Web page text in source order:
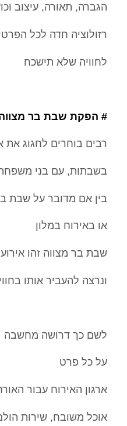
הגברה, תאורה, עיצוב וכו'
רזולוציה חדה לכל
לחוויה שלא תישכח
# הפקת שבת בר מצווה
רבים בוחרים לחגוג את
בשבתות, עם בני משפחה
בין אם מדובר על שבת
או באירוח במלון
שבת בר מצווה זהו
ונרצה להעביר אותו
לשם כך דרושה מחשבה
על כל פרט
ארגון האירוח עבור
אוכל משובח, שירות